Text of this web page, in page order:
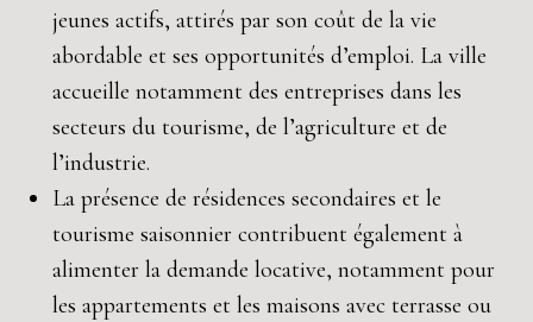
jeunes actifs, attirés par son coût de la vie
abordable et ses opportunités d’emploi. La ville
accueille notamment des entreprises dans les
secteurs du tourisme, de l’agriculture et de
l’industrie.
La présence de résidences secondaires et le
tourisme saisonnier contribuent également à
alimenter la demande locative, notamment pour
les appartements et les maisons avec terrasse ou